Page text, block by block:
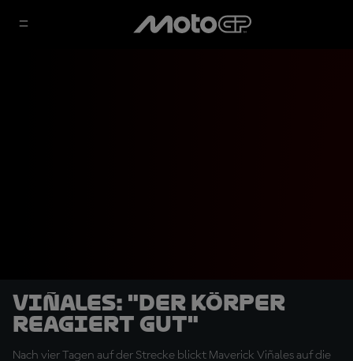
Viñales: "Der Körper
reagiert gut"
Nach vier Tagen auf der Strecke blickt Maverick Viñales auf die